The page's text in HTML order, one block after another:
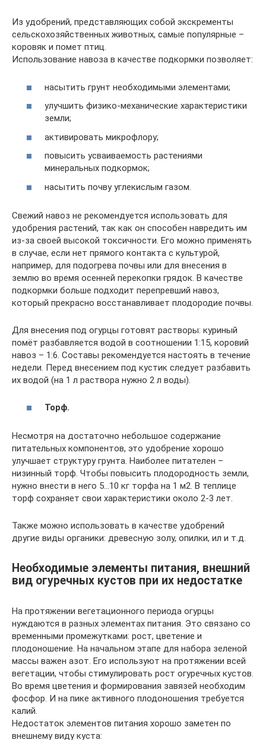
Из удобрений, представляющих собой экскременты
сельскохозяйственных животных, самые популярные –
коровяк и помет птиц.
Использование навоза в качестве подкормки позволяет:
насытить грунт необходимыми элементами;
улучшить физико-механические характеристики
земли;
активировать микрофлору;
повысить усваиваемость растениями
минеральных подкормок;
насытить почву углекислым газом.
Свежий навоз не рекомендуется использовать для
удобрения растений, так как он способен навредить им
из-за своей высокой токсичности. Его можно применять
в случае, если нет прямого контакта с культурой,
например, для подогрева почвы или для внесения в
землю во время осенней перекопки грядок. В качестве
подкормки больше подходит перепревший навоз,
который прекрасно восстанавливает плодородие почвы.
Для внесения под огурцы готовят растворы: куриный
помёт разбавляется водой в соотношении 1:15, коровий
навоз – 1:6. Составы рекомендуется настоять в течение
недели. Перед внесением под кустик следует разбавить
их водой (на 1 л раствора нужно 2 л воды).
Торф.
Несмотря на достаточно небольшое содержание
питательных компонентов, это удобрение хорошо
улучшает структуру грунта. Наиболее питателен –
низинный торф. Чтобы повысить плодородность земли,
нужно внести в него 5…10 кг торфа на 1 м2. В теплице
торф сохраняет свои характеристики около 2-3 лет.
Также можно использовать в качестве удобрений
другие виды органики: древесную золу, опилки, ил и т.д.
Необходимые элементы питания, внешний
вид огуречных кустов при их недостатке
На протяжении вегетационного периода огурцы
нуждаются в разных элементах питания. Это связано со
временными промежутками: рост, цветение и
плодоношение. На начальном этапе для набора зеленой
массы важен азот. Его используют на протяжении всей
вегетации, чтобы стимулировать рост огуречных кустов.
Во время цветения и формирования завязей необходим
фосфор. И на пике активного плодоношения требуется
калий.
Недостаток элементов питания хорошо заметен по
внешнему виду куста: